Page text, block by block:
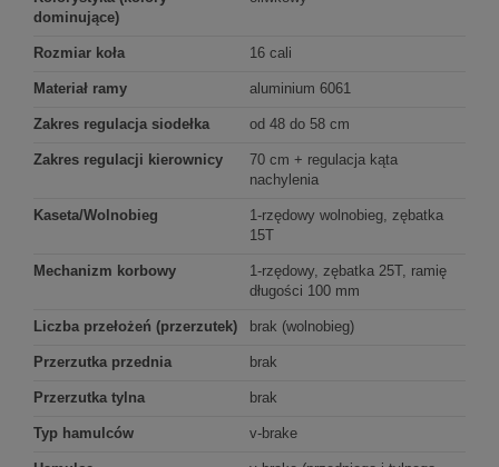
dominujące)
Rozmiar koła 16 cali
Materiał ramy aluminium 6061
Zakres regulacja siodełka od 48 do 58 cm
Zakres regulacji kierownicy
70 cm + regulacja kąta
nachylenia
Kaseta/Wolnobieg
1-rzędowy wolnobieg, zębatka
15T
Mechanizm korbowy
1-rzędowy, zębatka 25T, ramię
długości 100 mm
Liczba przełożeń (przerzutek) brak (wolnobieg)
Przerzutka przednia brak
Przerzutka tylna brak
Typ hamulców v-brake